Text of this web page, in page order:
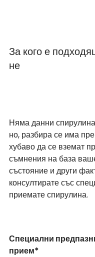
За кого е
не
Няма данни
но, разбира се има
хубаво да се вземат
съмнения на база
състояние и други
консултирате със
приемате спирулина.
Специални
прием*